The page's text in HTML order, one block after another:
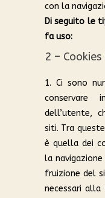
con la
Di seguito le
fa uso:
2 –
1. Ci sono
conservare
dell’utente,
siti. Tra
è quella dei
la
fruizione del
necessari alla